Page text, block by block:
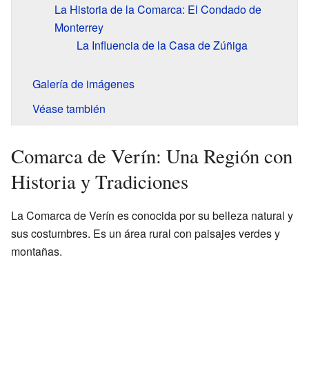
La Historia de la Comarca: El Condado de
Monterrey
La Influencia de la Casa de Zúñiga
Galería de imágenes
Véase también
Comarca de Verín: Una Región con
Historia y Tradiciones
La Comarca de Verín es conocida por su belleza natural y
sus costumbres. Es un área rural con paisajes verdes y
montañas.